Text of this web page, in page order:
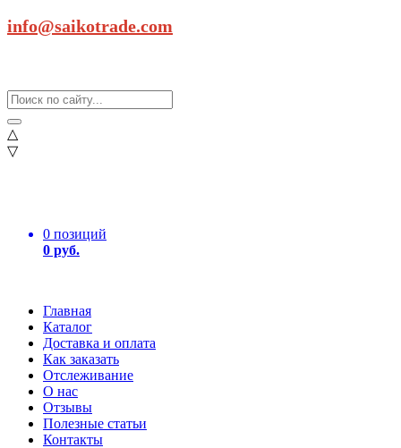
info@saikotrade.com
△
▽
0 позиций
0 руб.
Главная
Каталог
Доставка и оплата
Как заказать
Отслеживание
О нас
Отзывы
Полезные статьи
Контакты